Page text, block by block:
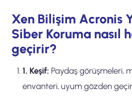
Xen Bilişim Acronis
Siber Koruma nasıl
geçirir?
1. Keşif: Paydaş görüşmeleri,
envanteri, uyum gözden